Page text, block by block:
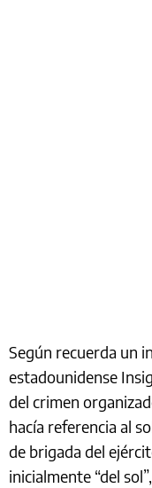
Según recuerda un
estadounidense
del crimen
hacía referencia al
de brigada del
inicialmente “del